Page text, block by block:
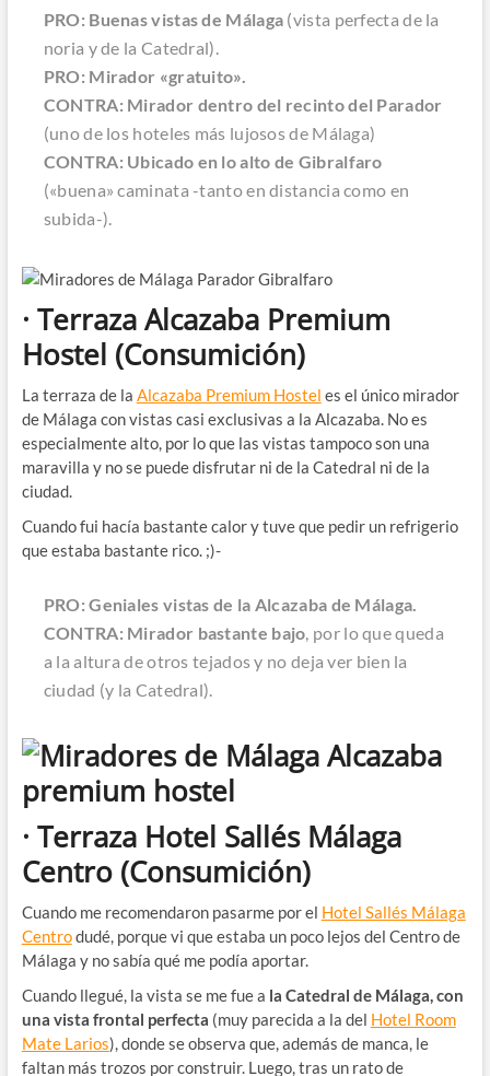
PRO: Buenas vistas de Málaga (vista perfecta de la
noria y de la Catedral).
PRO: Mirador «gratuito».
CONTRA: Mirador dentro del recinto del Parador
(uno de los hoteles más lujosos de Málaga)
CONTRA: Ubicado en lo alto de Gibralfaro
(«buena» caminata -tanto en distancia como en
subida-).
· Terraza Alcazaba Premium
Hostel (Consumición)
La terraza de la Alcazaba Premium Hostel es el único mirador
de Málaga con vistas casi exclusivas a la Alcazaba. No es
especialmente alto, por lo que las vistas tampoco son una
maravilla y no se puede disfrutar ni de la Catedral ni de la
ciudad.
Cuando fui hacía bastante calor y tuve que pedir un refrigerio
que estaba bastante rico. ;)-
PRO: Geniales vistas de la Alcazaba de Málaga.
CONTRA: Mirador bastante bajo, por lo que queda
a la altura de otros tejados y no deja ver bien la
ciudad (y la Catedral).
· Terraza Hotel Sallés Málaga
Centro (Consumición)
Cuando me recomendaron pasarme por el Hotel Sallés Málaga
Centrodudé, porque vi que estaba un poco lejos del Centro de
Málaga y no sabía qué me podía aportar.
Cuando llegué, la vista se me fue a la Catedral de Málaga, con
una vista frontal perfecta (muy parecida a la del Hotel Room
Mate Larios), donde se observa que, además de manca, le
faltan más trozos por construir. Luego, tras un rato de